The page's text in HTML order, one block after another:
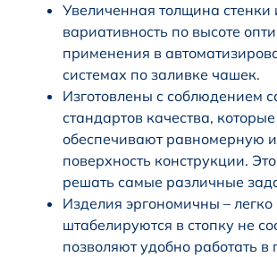
Увеличенная толщина стенки
вариативность по высоте
применения в
системах по заливке чашек.
Изготовлены с соблюдением
стандартов качества, которые
обеспечивают равномерную
поверхность конструкции.
решать самые различные
Изделия эргономичны – легко
штабелируются в стопку не
позволяют удобно работать в